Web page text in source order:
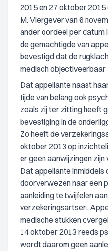
2015 en 27 oktober
M. Viergever van 6
ander oordeel per datum
de gemachtigde van
bevestigd dat de
medisch objectiveerbaar
Dat appellante naast
tijde van belang ook
zoals zij ter zitting heeft
bevestiging in de
Zo heeft de
oktober 2013 op
er geen aanwijzingen
Dat appellante inmiddels
doorverwezen naar een
aanleiding te twijfelen
verzekeringsartsen.
medische stukken
14 oktober 2013 reeds
wordt daarom geen